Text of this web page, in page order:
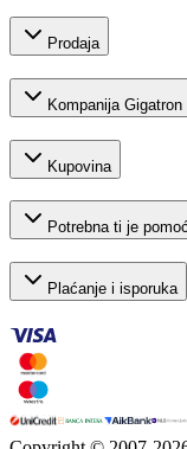
Prodaja
Kompanija Gigatron
Kupovina
Potrebna ti je
Plaćanje i isporuka